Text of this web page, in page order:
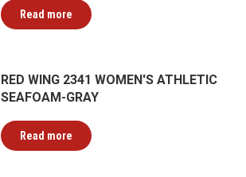
Read more
RED WING 2341 WOMEN'S ATHLETIC
SEAFOAM-GRAY
Read more